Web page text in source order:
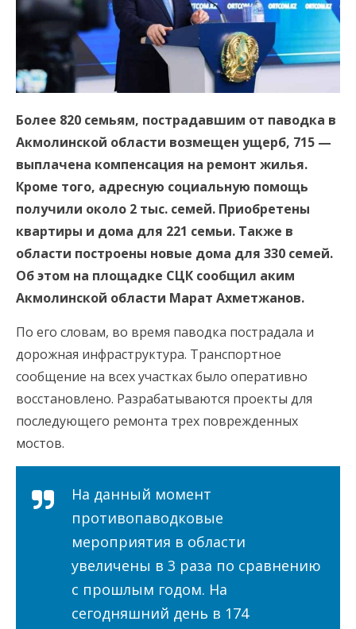
Более 820 семьям, пострадавшим от паводка в
Акмолинской области возмещен ущерб, 715 —
выплачена компенсация на ремонт жилья.
Кроме того, адресную социальную помощь
получили около 2 тыс. семей. Приобретены
квартиры и дома для 221 семьи. Также в
области построены новые дома для 330 семей.
Об этом на площадке СЦК сообщил аким
Акмолинской области Марат Ахметжанов.
По его словам, во время паводка пострадала и
дорожная инфраструктура. Транспортное
сообщение на всех участках было оперативно
восстановлено. Разрабатываются проекты для
последующего ремонта трех поврежденных
мостов.
На данный момент
противопаводковые
мероприятия в области
увеличены в 3 раза по сравнению
с прошлым годом. На
сегодняшний день в 174